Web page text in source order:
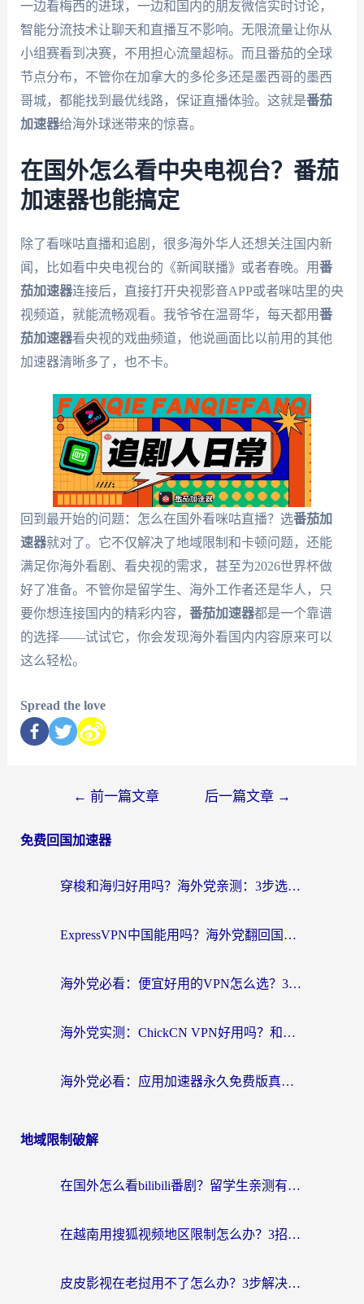
一边看梅西的进球，一边和国内的朋友微信实时讨论，
智能分流技术让聊天和直播互不影响。无限流量让你从
小组赛看到决赛，不用担心流量超标。而且番茄的全球
节点分布，不管你在加拿大的多伦多还是墨西哥的墨西
哥城，都能找到最优线路，保证直播体验。这就是番茄
加速器给海外球迷带来的惊喜。
在国外怎么看中央电视台？番茄
加速器也能搞定
除了看咪咕直播和追剧，很多海外华人还想关注国内新
闻，比如看中央电视台的《新闻联播》或者春晚。用番
茄加速器连接后，直接打开央视影音APP或者咪咕里的央
视频道，就能流畅观看。我爷爷在温哥华，每天都用番
茄加速器看央视的戏曲频道，他说画面比以前用的其他
加速器清晰多了，也不卡。
回到最开始的问题：怎么在国外看咪咕直播？选番茄加
速器就对了。它不仅解决了地域限制和卡顿问题，还能
满足你海外看剧、看央视的需求，甚至为2026世界杯做
好了准备。不管你是留学生、海外工作者还是华人，只
要你想连接国内的精彩内容， 番茄加速器都是一个靠谱
的选择——试试它，你会发现海外看国内内容原来可以
这么轻松。
Spread the love
← 前一篇文章 后一篇文章 →
免费回国加速器
穿梭和海归好用吗？海外党亲测：3步选对回国加速器，无缝刷国内剧玩手游
ExpressVPN中国能用吗？海外党翻回国内的加速器选择指南（附番茄加速器实测）
海外党必看：便宜好用的VPN怎么选？3步解决回国访问难题+Steam改区技巧
海外党实测：ChickCN VPN好用吗？和OurPlay VPN对比哪个回国效果更好？附避坑指南
海外党必看：应用加速器永久免费版真的靠谱吗？教你选对回国加速器无缝刷国内资源
地域限制破解
在国外怎么看bilibili番剧？留学生亲测有效的地域限制突破指南（附酷我酷狗音乐解决方法）
在越南用搜狐视频地区限制怎么办？3招解决海外看国内剧难题（附西瓜视频CCTV观看技巧）
皮皮影视在老挝用不了怎么办？3步解决海外看国内影视&财经的痛点